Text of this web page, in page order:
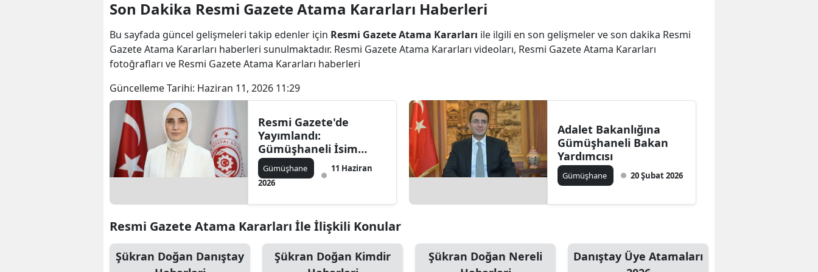
Bilecik
Bingöl
Burdur
Bursa
Çanakkale
Diyarbakır
Son Dakika Resmi Gazete Atama Kararları Haberleri
Bu sayfada güncel gelişmeleri takip edenler için Resmi Gazete Atama Kararları ile ilgili en son gelişmeler ve son dakika Resmi
Gazete Atama Kararları haberleri sunulmaktadır. Resmi Gazete Atama Kararları videoları, Resmi Gazete Atama Kararları
fotoğrafları ve Resmi Gazete Atama Kararları haberleri
Güncelleme Tarihi: Haziran 11, 2026 11:29
Resmi Gazete'de
Yayımlandı:
Gümüşhaneli İsim
Yüksek Mahkemeye
Seçildi!
Gümüşhane
11 Haziran
2026
Adalet Bakanlığına
Gümüşhaneli Bakan
Yardımcısı
Gümüşhane 20 Şubat 2026
Resmi Gazete Atama Kararları İle İlişkili Konular
Şükran Doğan Danıştay
Şükran Doğan Kimdir
Şükran Doğan Nereli
Danıştay Üye Atamaları